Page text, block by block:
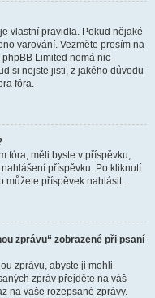
vlastní pravidla. Pokud nějaké
varování. Vezměte prosím na
Limited nemá nic
si nejste jisti, z jakého důvodu
fóra.
fóra, měli byste v příspěvku,
příspěvku. Po kliknutí
můžete příspěvek nahlásit.
zprávu“ zobrazené při psaní
zprávu, abyste ji mohli
zpráv přejděte na váš
na vaše rozepsané zprávy.